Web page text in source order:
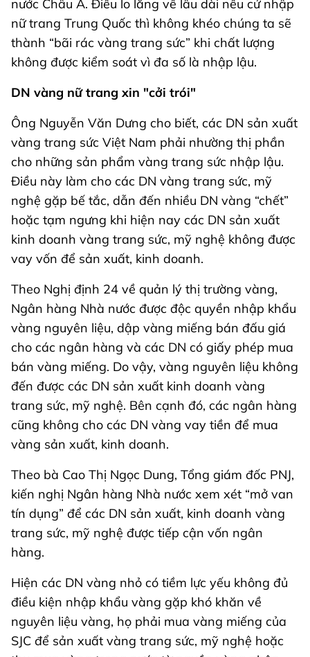
nước Châu Á. Điều lo lắng về lâu dài nếu cứ nhập
nữ trang Trung Quốc thì không khéo chúng ta sẽ
thành “bãi rác vàng trang sức” khi chất lượng
không được kiểm soát vì đa số là nhập lậu.
DN vàng nữ trang xin "cởi trói"
Ông Nguyễn Văn Dưng cho biết, các DN sản xuất
vàng trang sức Việt Nam phải nhường thị phần
cho những sản phẩm vàng trang sức nhập lậu.
Điều này làm cho các DN vàng trang sức, mỹ
nghệ gặp bế tắc, dẫn đến nhiều DN vàng “chết”
hoặc tạm ngưng khi hiện nay các DN sản xuất
kinh doanh vàng trang sức, mỹ nghệ không được
vay vốn để sản xuất, kinh doanh.
Theo Nghị định 24 về quản lý thị trường vàng,
Ngân hàng Nhà nước được độc quyền nhập khẩu
vàng nguyên liệu, dập vàng miếng bán đấu giá
cho các ngân hàng và các DN có giấy phép mua
bán vàng miếng. Do vậy, vàng nguyên liệu không
đến được các DN sản xuất kinh doanh vàng
trang sức, mỹ nghệ. Bên cạnh đó, các ngân hàng
cũng không cho các DN vàng vay tiền để mua
vàng sản xuất, kinh doanh.
Theo bà Cao Thị Ngọc Dung, Tổng giám đốc PNJ,
kiến nghị Ngân hàng Nhà nước xem xét “mở van
tín dụng” để các DN sản xuất, kinh doanh vàng
trang sức, mỹ nghệ được tiếp cận vốn ngân
hàng.
Hiện các DN vàng nhỏ có tiềm lực yếu không đủ
điều kiện nhập khẩu vàng gặp khó khăn về
nguyên liệu vàng, họ phải mua vàng miếng của
SJC để sản xuất vàng trang sức, mỹ nghệ hoặc